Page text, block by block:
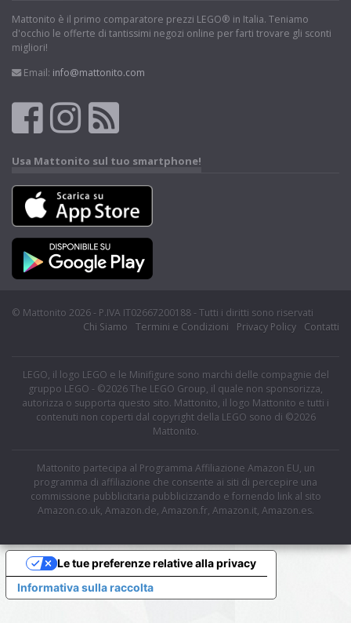
Mattonito è il primo comparatore prezzi LEGO® in Italia. Teniamo
d'occhio le offerte di tantissimi negozi online per farti trovare gli sconti
migliori!
Email: info@mattonito.com
Usa Mattonito sul tuo smartphone!
© Mattonito 2026 - P.IVA IT02667200188 - Tutti i diritti sono riservati
Chi Siamo
Termini e Condizioni Privacy Policy Contatti
LEGO, il logo LEGO e le Minifigure sono marchi delle compagnie del
gruppo LEGO - ©2026 The LEGO Group, il quale non sponsorizza,
autorizza o supporta questo sito. Mattonito, il logo Mattonito e tutti i
contenuti non coperti dal copyright della LEGO sono di ©2026
Mattonito.
Mattonito partecipa al Programma Affiliazione Amazon EU, un
programma di affiliazione che consente ai siti di percepire una
commissione pubblicitaria pubblicizzando e fornendo link al sito
Amazon.co.uk, Amazon.de, Amazon.fr, Amazon.it, Amazon.es.
Informativa sulla raccolta
Le tue preferenze relative alla privacy